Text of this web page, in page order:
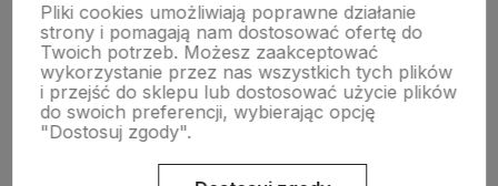
Wyślij
Pliki cookies umożliwiają poprawne działanie
strony i pomagają nam dostosować ofertę do
Twoich potrzeb. Możesz zaakceptować
wykorzystanie przez nas wszystkich tych plików
i przejść do sklepu lub dostosować użycie plików
do swoich preferencji, wybierając opcję
"Dostosuj zgody".